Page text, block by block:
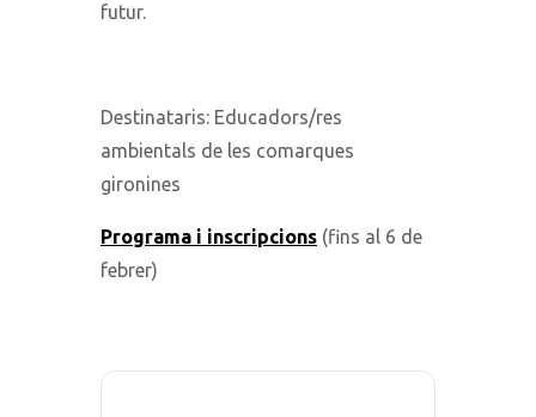
futur.
Destinataris: Educadors/res
ambientals de les comarques
gironines
Programa i inscripcions (fins al 6 de
febrer)